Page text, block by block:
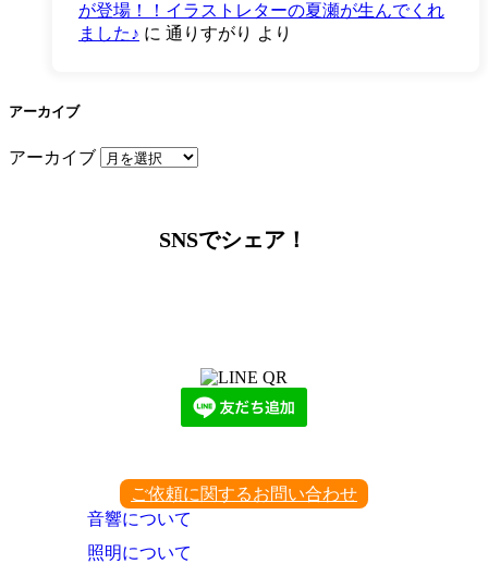
が登場！！イラストレターの夏瀬が生んでくれ
ました♪ に 通りすがり より
アーカイブ
アーカイブ
SNSでシェア！
ご依頼に関するお問い合わせ
音響について
照明について